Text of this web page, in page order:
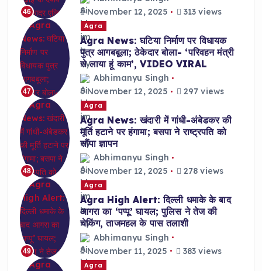
46
November 12, 2025
313 views
47
Agra
Agra News: घटिया निर्माण पर विधायक
पुत्र आगबबूला; ठेकेदार बोला- ‘परिवहन मंत्री
से लाया हूं काम’, VIDEO VIRAL
Abhimanyu Singh
November 12, 2025
297 views
48
Agra
Agra News: खंदारी में गांधी-अंबेडकर की
मूर्ति हटाने पर हंगामा; बसपा ने राष्ट्रपति को
सौंपा ज्ञापन
Abhimanyu Singh
November 12, 2025
278 views
49
Agra
Agra High Alert: दिल्ली धमाके के बाद
आगरा का ‘पप्पू’ घायल; पुलिस ने तेज की
चेकिंग, ताजमहल के पास तलाशी
Abhimanyu Singh
November 11, 2025
383 views
Agra